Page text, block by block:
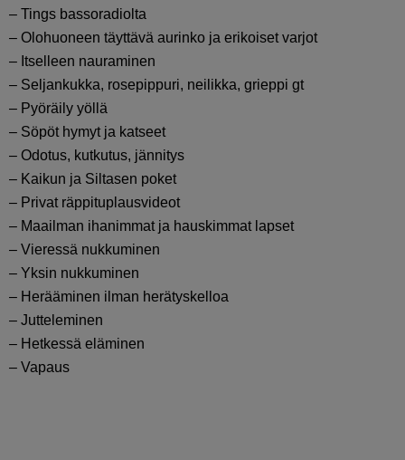
– Tings bassoradiolta
– Olohuoneen täyttävä aurinko ja erikoiset varjot
– Itselleen nauraminen
– Seljankukka, rosepippuri, neilikka, grieppi gt
– Pyöräily yöllä
– Söpöt hymyt ja katseet
– Odotus, kutkutus, jännitys
– Kaikun ja Siltasen poket
– Privat räppituplausvideot
– Maailman ihanimmat ja hauskimmat lapset
– Vieressä nukkuminen
– Yksin nukkuminen
– Herääminen ilman herätyskelloa
– Jutteleminen
– Hetkessä eläminen
– Vapaus